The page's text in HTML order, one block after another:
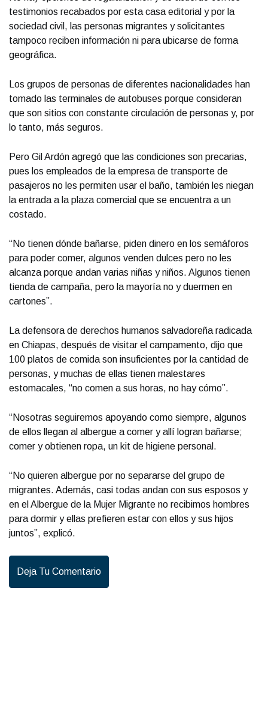
testimonios recabados por esta casa editorial y por la
sociedad civil, las personas migrantes y solicitantes
tampoco reciben información ni para ubicarse de forma
geográfica.
Los grupos de personas de diferentes nacionalidades han
tomado las terminales de autobuses porque consideran
que son sitios con constante circulación de personas y, por
lo tanto, más seguros.
Pero Gil Ardón agregó que las condiciones son precarias,
pues los empleados de la empresa de transporte de
pasajeros no les permiten usar el baño, también les niegan
la entrada a la plaza comercial que se encuentra a un
costado.
“No tienen dónde bañarse, piden dinero en los semáforos
para poder comer, algunos venden dulces pero no les
alcanza porque andan varias niñas y niños. Algunos tienen
tienda de campaña, pero la mayoría no y duermen en
cartones”.
La defensora de derechos humanos salvadoreña radicada
en Chiapas, después de visitar el campamento, dijo que
100 platos de comida son insuficientes por la cantidad de
personas, y muchas de ellas tienen malestares
estomacales, “no comen a sus horas, no hay cómo”.
“Nosotras seguiremos apoyando como siempre, algunos
de ellos llegan al albergue a comer y allí logran bañarse;
comer y obtienen ropa, un kit de higiene personal.
“No quieren albergue por no separarse del grupo de
migrantes. Además, casi todas andan con sus esposos y
en el Albergue de la Mujer Migrante no recibimos hombres
para dormir y ellas prefieren estar con ellos y sus hijos
juntos”, explicó.
Deja Tu Comentario